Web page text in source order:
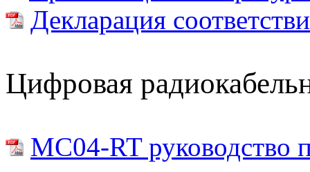
Декларация
Цифровая
MC04-RT руководство